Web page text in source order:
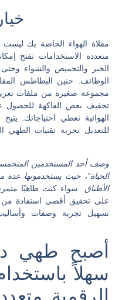
مقلاة الهواء الخاصة بك
متعددة الاستخدامات تفتح
الخبز والتحميص والشواء
الوظائف. حنين البطاطس
مجموعة صغيرة من ملفات
تجفيف بعض الفاكهة للحصول
الهوائية تغطي احتياجاتك.
للتعديل تجربة تقنيات الطهي
وصف أحد المستخدمين المتحمسين
الحياة"، حيث يستخدمونها عدة
الأطباق.
سواء كنت طاهيًا
على تحقيق أقصى استفادة من
تسهيل تجربة وصفات
أصبح طهي
سهلاً